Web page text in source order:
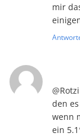
mir
den es
wenn
ein